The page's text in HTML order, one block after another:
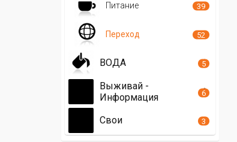
Питание 39
Переход 52
ВОДА 5
Выживай -
Информация
6
Свои 3